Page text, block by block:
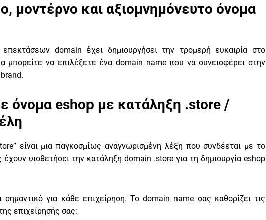
μοντέρνο και αξιομνημόνευτο όνομα
domain έχει δημιουργήσει την τρομερή ευκαιρία στο
μπορείτε να επιλέξετε ένα domain name που να συνεισφέρει στην
όνομα eshop με κατάληξη .store /
είναι μια παγκοσμίως αναγνωρισμένη λέξη που συνδέεται με το
έχουν υιοθετήσει την κατάληξη domain .store για τη δημιουργία eshop
για κάθε επιχείρηση. Το domain name σας καθορίζει τις
επιχείρησής σας: